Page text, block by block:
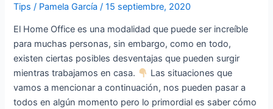
Tips / Pamela García/15 septiembre, 2020
El Home Office es una modalidad que puede ser increíble
para muchas personas, sin embargo, como en todo,
existen ciertas posibles desventajas que pueden surgir
mientras trabajamos en casa.
Las situaciones que
vamos a mencionar a continuación, nos pueden pasar a
todos en algún momento pero lo primordial es saber cómo
Home
Office